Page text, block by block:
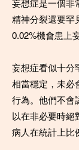
妄想症是一個非
精神分裂還要罕
0.02%機會患上
妄想症看似十分
相當穩定，未必
行為。他們不會
以在非必要時絕
病人在統計上比